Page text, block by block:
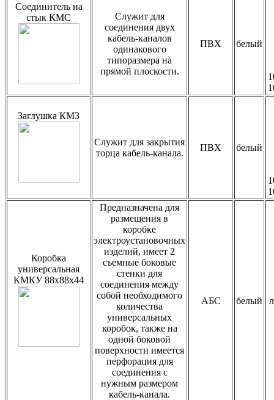
Соединитель на
стык КМС
Служит для
соединения двух
кабель-каналов
одинакового
типоразмера на
прямой плоскости.
ПВХ белый
Заглушка КМЗ
Служит для закрытия
торца кабель-канала.
ПВХ белый
Коробка
универсальная
КМКУ 88х88х44
Предназначена для
размещения в
коробке
электроустановочных
изделий, имеет 2
съемные боковые
стенки для
соединения между
собой необходимого
количества
универсальных
коробок, также на
одной боковой
поверхности имеется
перфорация для
соединения с
нужным размером
кабель-канала.
АБС белый